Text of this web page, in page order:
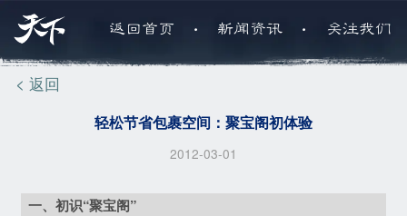
返回首页 . 新闻资讯 . 关注我们
< 返回
轻松节省包裹空间：聚宝阁初体验
2012-03-01
一、初识“聚宝阁”